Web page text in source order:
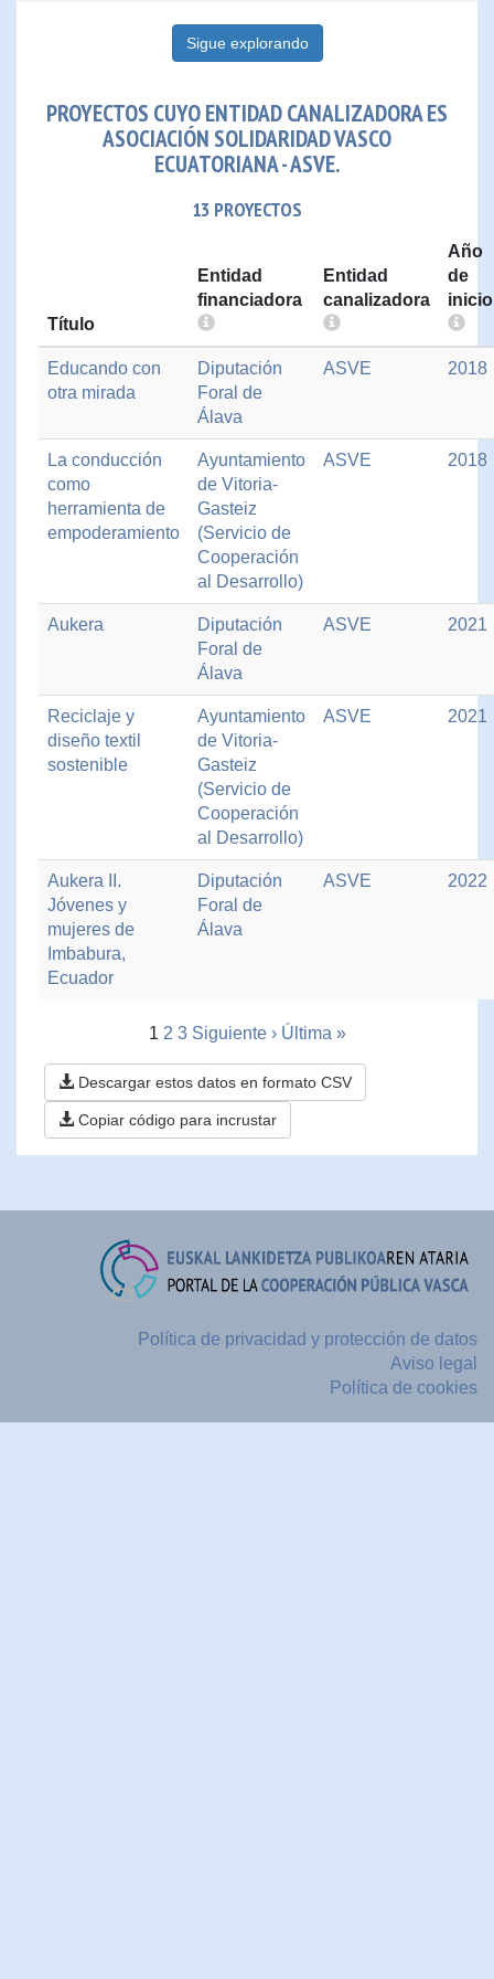
Sigue explorando
PROYECTOS CUYO ENTIDAD CANALIZADORA ES
ASOCIACIÓN SOLIDARIDAD VASCO
ECUATORIANA - ASVE.
13 PROYECTOS
Título
Entidad
financiadora
Entidad
canalizadora
Año
de
inicio
Educando con
otra mirada
Diputación
Foral de
Álava
ASVE 2018
La conducción
como
herramienta de
empoderamiento
Ayuntamiento
de Vitoria-
Gasteiz
(Servicio de
Cooperación
al Desarrollo)
ASVE 2018
Aukera
Diputación
Foral de
Álava
ASVE 2021
Reciclaje y
diseño textil
sostenible
Ayuntamiento
de Vitoria-
Gasteiz
(Servicio de
Cooperación
al Desarrollo)
ASVE 2021
Aukera II.
Jóvenes y
mujeres de
Imbabura,
Ecuador
Diputación
Foral de
Álava
ASVE 2022
1 2 3 Siguiente › Última »
Descargar estos datos en formato CSV
Copiar código para incrustar
Política de privacidad y protección de datos
Aviso legal
Política de cookies